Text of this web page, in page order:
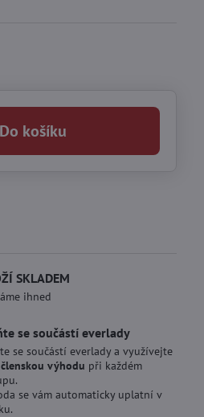
Do košíku
SKLADEM
ihned
se součástí everlady
se součástí everlady a využívejte
výhodu při každém
se vám automaticky uplatní v